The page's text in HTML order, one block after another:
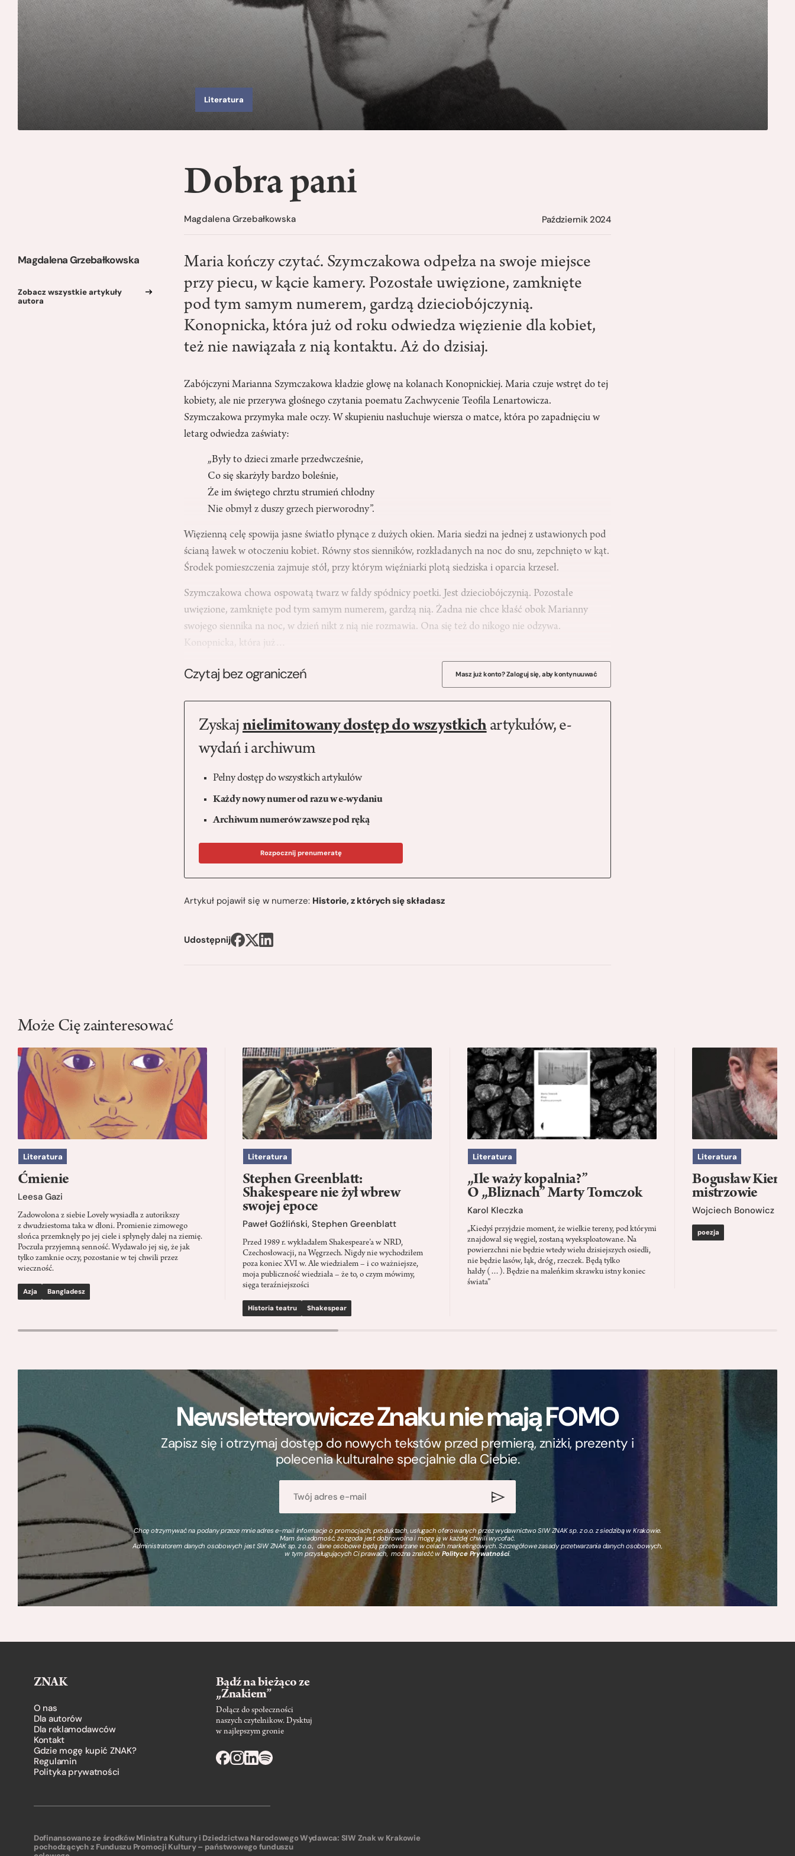
Literatura
Magdalena Grzebałkowska
Zobacz wszystkie artykuły
autora
Dobra pani
Magdalena Grzebałkowska Październik 2024
Maria kończy czytać. Szymczakowa odpełza na swoje miejsce
przy piecu, w kącie kamery. Pozostałe uwięzione, zamknięte
pod tym samym numerem, gardzą dzieciobójczynią.
Konopnicka, która już od roku odwiedza więzienie dla kobiet,
też nie nawiązała z nią kontaktu. Aż do dzisiaj.
Zabójczyni Marianna Szymczakowa kładzie głowę na kolanach Konopnickiej. Maria czuje wstręt do tej
kobiety, ale nie przerywa głośnego czytania poematu Zachwycenie Teofila Lenartowicza.
Szymczakowa przymyka małe oczy. W skupieniu nasłuchuje wiersza o matce, która po zapadnięciu w
letarg odwiedza zaświaty:
„Były to dzieci zmarłe przedwcześnie,
Co się skarżyły bardzo boleśnie,
Że im świętego chrztu strumień chłodny
Nie obmył z duszy grzech pierworodny”.
Więzienną celę spowija jasne światło płynące z dużych okien. Maria siedzi na jednej z ustawionych pod
ścianą ławek w otoczeniu kobiet. Równy stos sienników, rozkładanych na noc do snu, zepchnięto w kąt.
Środek pomieszczenia zajmuje stół, przy którym więźniarki plotą siedziska i oparcia krzeseł.
Szymczakowa chowa ospowatą twarz w fałdy spódnicy poetki. Jest dzieciobójczynią. Pozostałe
uwięzione, zamknięte pod tym samym numerem, gardzą nią. Żadna nie chce kłaść obok Marianny
swojego siennika na noc, w dzień nikt z nią nie rozmawia. Ona się też do nikogo nie odzywa.
Konopnicka, która już…
Czytaj bez ograniczeń Masz już konto? Zaloguj się, aby kontynuuwać
Zyskaj nielimitowany dostęp do wszystkichartykułów, e-
wydań i archiwum
Pełny dostęp do wszystkich artykułów
Każdy nowy numer od razu w e-wydaniu
Archiwum numerów zawsze pod ręką
Rozpocznij prenumeratę
Artykuł pojawił się w numerze: Historie, z których się składasz
Udostępnij
Może Cię zainteresować
Literatura
Ćmienie
Leesa Gazi
Zadowolona z siebie Lovely wysiadła z autorikszy
z dwudziestoma taka w dłoni. Promienie zimowego
słońca przemknęły po jej ciele i spłynęły dalej na ziemię.
Poczuła przyjemną senność. Wydawało jej się, że jak
tylko zamknie oczy, pozostanie w tej chwili przez
wieczność.
Azja Bangladesz
Literatura
Stephen Greenblatt:
Shakespeare nie żył wbrew
swojej epoce
Paweł Goźliński, Stephen Greenblatt
Przed 1989 r. wykładałem Shakespeare’a w NRD,
Czechosłowacji, na Węgrzech. Nigdy nie wychodziłem
poza koniec XVI w. Ale wiedziałem – i co ważniejsze,
moja publiczność wiedziała – że to, o czym mówimy,
sięga teraźniejszości
Historia teatru Shakespear
Literatura
„Ile waży kopalnia?”
O „Bliznach” Marty Tomczok
Karol Kleczka
„Kiedyś przyjdzie moment, że wielkie tereny, pod którymi
znajdował się węgiel, zostaną wyeksploatowane. Na
powierzchni nie będzie wtedy wielu dzisiejszych osiedli,
nie będzie lasów, łąk, dróg, rzeczek. Będą tylko
hałdy (…). Będzie na maleńkim skrawku istny koniec
świata”
Literatura
Bogusław Kierc
mistrzowie
Wojciech Bonowicz
poezja
Newsletterowicze Znaku nie mają FOMO
Zapisz się i otrzymaj dostęp do nowych tekstów przed premierą, zniżki, prezenty i
polecenia kulturalne specjalnie dla Ciebie.
Chcę otrzymywać na podany przeze mnie adres e-mail informacje o promocjach, produktach, usługach oferowanych przez wydawnictwo SIW ZNAK sp. z o.o. z siedzibą w Krakowie.
Mam świadomość, że zgoda jest dobrowolna i mogę ją w każdej chwili wycofać.
Administratorem danych osobowych jest SIW ZNAK sp. z o.o., dane osobowe będą przetwarzane w celach marketingowych. Szczegółowe zasady przetwarzania danych osobowych,
w tym przysługujących Ci prawach, można znaleźć wPolityce Prywatności.
ZNAK
O nas
Dla autorów
Dla reklamodawców
Kontakt
Gdzie mogę kupić ZNAK?
Regulamin
Polityka prywatności
Bądź na bieżąco ze
„Znakiem”
Dołącz do społeczności
naszych czytelnikow. Dysktuj
w najlepszym gronie
Dofinansowano ze środków Ministra Kultury i Dziedzictwa Narodowego
pochodzących z Funduszu Promocji Kultury – państwowego funduszu
Wydawca: SIW Znak w Krakowie